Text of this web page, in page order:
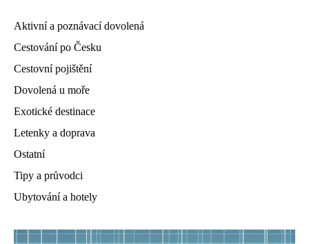
Aktivní a poznávací dovolená
Cestování po Česku
Cestovní pojištění
Dovolená u moře
Exotické destinace
Letenky a doprava
Ostatní
Tipy a průvodci
Ubytování a hotely